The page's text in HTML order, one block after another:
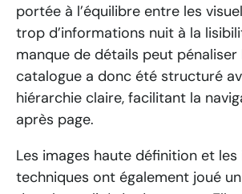
portée à l’équilibre entre les
trop d’informations nuit à la
manque de détails peut pénaliser
catalogue a donc été structuré
hiérarchie claire, facilitant la
après page.
Les images haute définition et
techniques ont également joué